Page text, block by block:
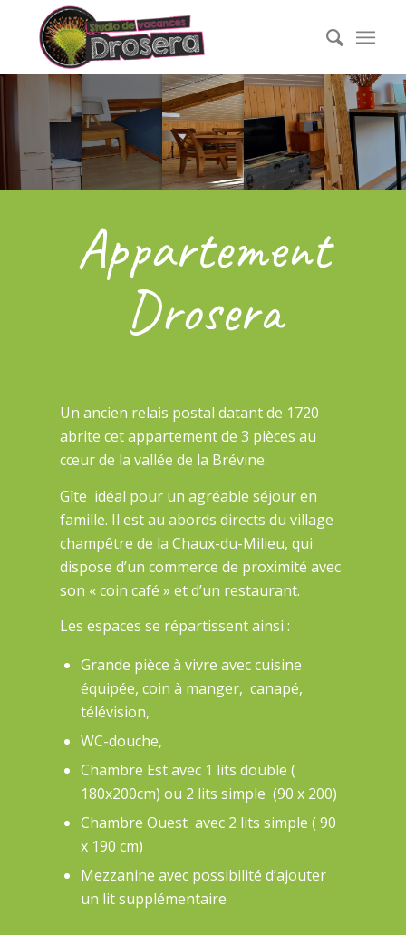
Appartement
Drosera
Un ancien relais postal datant de 1720
abrite cet appartement de 3 pièces au
cœur de la vallée de la Brévine.
Gîte idéal pour un agréable séjour en
famille. Il est au abords directs du village
champêtre de la Chaux-du-Milieu, qui
dispose d’un commerce de proximité avec
son « coin café » et d’un restaurant.
Les espaces se répartissent ainsi :
Grande pièce à vivre avec cuisine
équipée, coin à manger, canapé,
télévision,
WC-douche,
Chambre Est avec 1 lits double (
180x200cm) ou 2 lits simple (90 x 200)
Chambre Ouest avec 2 lits simple ( 90
x 190 cm)
Mezzanine avec possibilité d’ajouter
un lit supplémentaire